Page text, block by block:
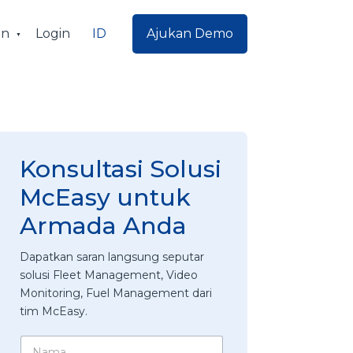
Login ID Ajukan Demo
Konsultasi Solusi
McEasy untuk
Armada Anda
Dapatkan saran langsung seputar
solusi Fleet Management, Video
Monitoring, Fuel Management dari
tim McEasy.
N